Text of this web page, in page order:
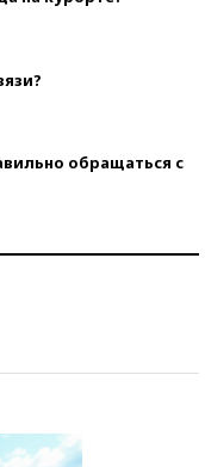
обращаться с